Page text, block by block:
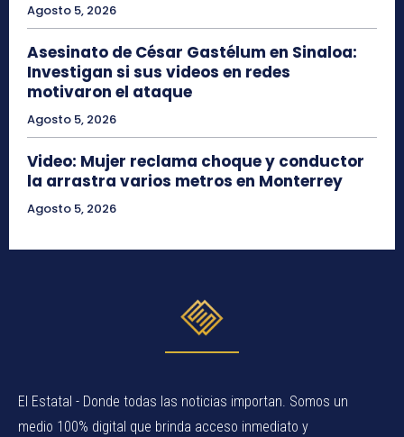
Agosto 5, 2026
Asesinato de César Gastélum en Sinaloa:
Investigan si sus videos en redes
motivaron el ataque
Agosto 5, 2026
Video: Mujer reclama choque y conductor
la arrastra varios metros en Monterrey
Agosto 5, 2026
El Estatal - Donde todas las noticias importan. Somos un
medio 100% digital que brinda acceso inmediato y